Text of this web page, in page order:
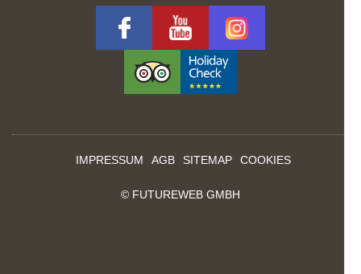
IMPRESSUM AGB SITEMAP COOKIES
© FUTUREWEB GMBH